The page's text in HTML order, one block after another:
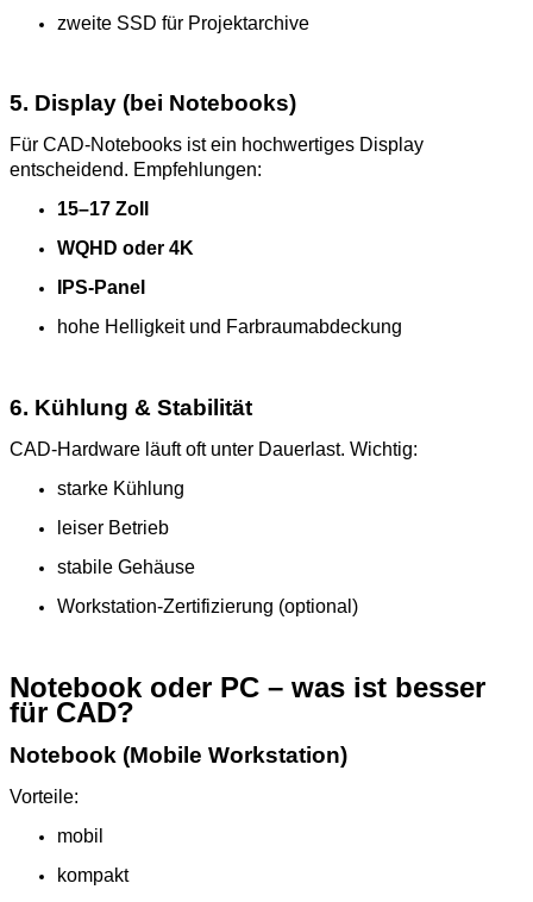
zweite SSD für Projektarchive
5. Display (bei Notebooks)
Für CAD‑Notebooks ist ein hochwertiges Display
entscheidend. Empfehlungen:
15–17 Zoll
WQHD oder 4K
IPS‑Panel
hohe Helligkeit und Farbraumabdeckung
6. Kühlung & Stabilität
CAD‑Hardware läuft oft unter Dauerlast. Wichtig:
starke Kühlung
leiser Betrieb
stabile Gehäuse
Workstation‑Zertifizierung (optional)
Notebook oder PC – was ist besser
für CAD?
Notebook (Mobile Workstation)
Vorteile:
mobil
kompakt